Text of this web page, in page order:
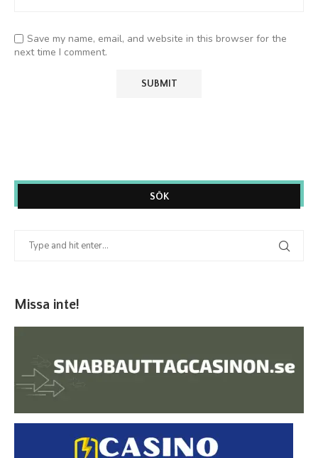
Save my name, email, and website in this browser for the
next time I comment.
SÖK
Missa inte!